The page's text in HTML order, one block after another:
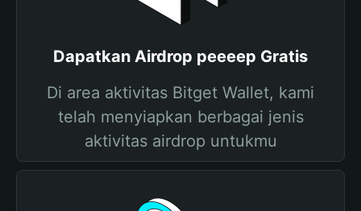
Dapatkan Airdrop peeeep Gratis
Di area aktivitas Bitget Wallet, kami
telah menyiapkan berbagai jenis
aktivitas airdrop untukmu